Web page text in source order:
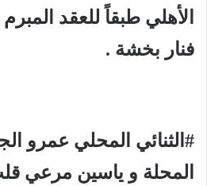
الأهلي طبقاً للعقد
فنار بخشة .
#الثنائي المحلي عمرو
المحلة و ياسين مرعي